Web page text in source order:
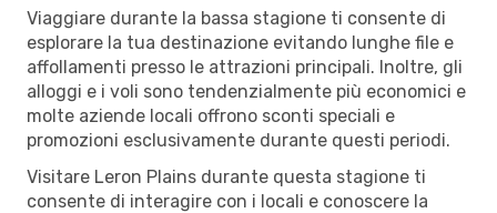
Viaggiare durante la bassa stagione ti consente di
esplorare la tua destinazione evitando lunghe file e
affollamenti presso le attrazioni principali. Inoltre, gli
alloggi e i voli sono tendenzialmente più economici e
molte aziende locali offrono sconti speciali e
promozioni esclusivamente durante questi periodi.
Visitare Leron Plains durante questa stagione ti
consente di interagire con i locali e conoscere la